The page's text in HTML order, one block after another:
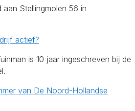
Stellingmolen 56 in
actief?
is 10 jaar ingeschreven bij de
van De Noord-Hollandse